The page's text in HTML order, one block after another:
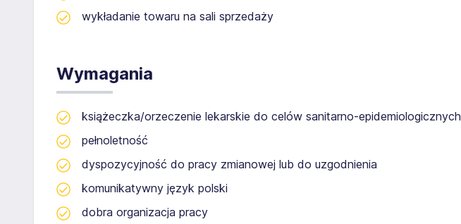
wykładanie towaru na sali sprzedaży
Wymagania
książeczka/orzeczenie lekarskie do celów sanitarno-epidemiologicznych
pełnoletność
dyspozycyjność do pracy zmianowej lub do uzgodnienia
komunikatywny język polski
dobra organizacja pracy